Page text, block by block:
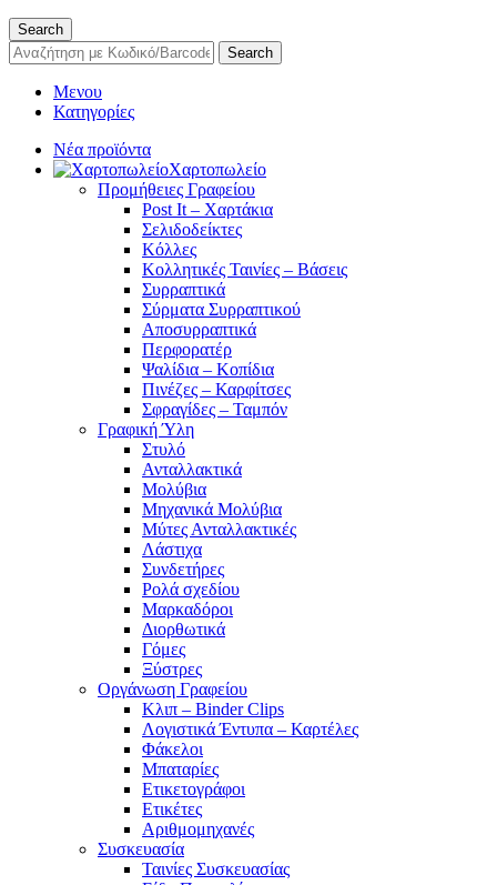
Search
Search
Μενου
Κατηγορίες
Νέα προϊόντα
Χαρτοπωλείο
Προμήθειες Γραφείου
Post It – Χαρτάκια
Σελιδοδείκτες
Κόλλες
Κολλητικές Ταινίες – Βάσεις
Συρραπτικά
Σύρματα Συρραπτικού
Αποσυρραπτικά
Περφορατέρ
Ψαλίδια – Κοπίδια
Πινέζες – Καρφίτσες
Σφραγίδες – Ταμπόν
Γραφική Ύλη
Στυλό
Ανταλλακτικά
Μολύβια
Μηχανικά Μολύβια
Μύτες Ανταλλακτικές
Λάστιχα
Συνδετήρες
Ρολά σχεδίου
Μαρκαδόροι
Διορθωτικά
Γόμες
Ξύστρες
Οργάνωση Γραφείου
Κλιπ – Binder Clips
Λογιστικά Έντυπα – Καρτέλες
Φάκελοι
Μπαταρίες
Ετικετογράφοι
Ετικέτες
Αριθμομηχανές
Συσκευασία
Ταινίες Συσκευασίας